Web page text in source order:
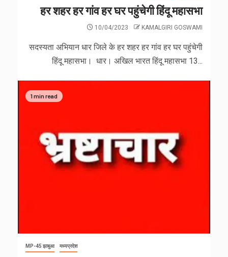
हर शहर हर गांव हर घर पहुंचेगी हिंदू महासभा
10/04/2023 KAMALGIRI GOSWAMI
सदस्यता अभियान धार जिले के हर शहर हर गांव हर घर पहुंचेगी
हिंदू महासभा। धार। अखिल भारत हिंदू महासभा 13...
1 min read
MP-45 झाबुआ मध्यप्रदेश